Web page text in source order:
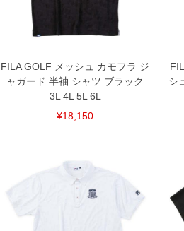
5L/150/82/150/62/26
6L/160/84/160/64/27
単位はcm
返品交換希望の方は、商品到着後1週間以内にご
下着(肌着)やワイシャツは商品の性質上、返品交
ご了承くださいませ。
裾上げ料金は500円+税となります。
尚、裾上げした商品は返品・交換不可となります
一部、お直しに対応出来ない商品がございます
いている、極端なデザインが施されている等)
※商品によって若干のサイズの誤差がございま
ンピュータ画面）によって、商品の色味が若干
FILA GOLF メッシュ カモフラ ジ
ャガード 半袖 シャツ ブラック
3L 4L 5L 6L
¥18,150
シ